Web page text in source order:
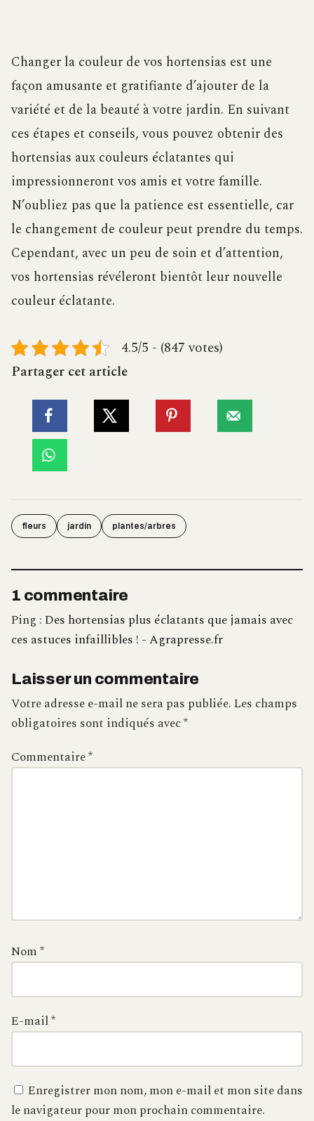
Changer la couleur de vos hortensias est une
façon amusante et gratifiante d’ajouter de la
variété et de la beauté à votre jardin. En suivant
ces étapes et conseils, vous pouvez obtenir des
hortensias aux couleurs éclatantes qui
impressionneront vos amis et votre famille.
N’oubliez pas que la patience est essentielle, car
le changement de couleur peut prendre du temps.
Cependant, avec un peu de soin et d’attention,
vos hortensias révéleront bientôt leur nouvelle
couleur éclatante.
4.5/5 - (847 votes)
Partager cet article
fleurs jardin plantes/arbres
1 commentaire
Ping : Des hortensias plus éclatants que jamais avec
ces astuces infaillibles ! - Agrapresse.fr
Laisser un commentaire
Votre adresse e-mail ne sera pas publiée.Les champs
obligatoires sont indiqués avec*
Commentaire*
Nom*
E-mail*
Enregistrer mon nom, mon e-mail et mon site dans
le navigateur pour mon prochain commentaire.